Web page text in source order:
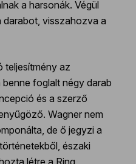
a harsonák. Végül
visszahozva a
teljesítmény az
foglalt négy darab
és a szerző
Wagner nem
de ő jegyzi a
északi